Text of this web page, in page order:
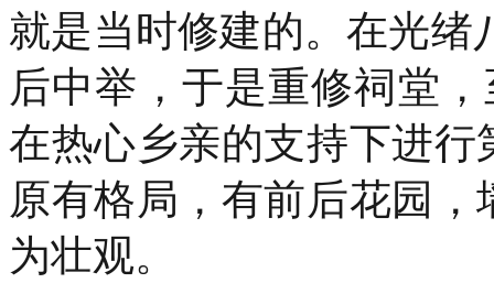
就是当时修建的。在光绪
后中举，于是重修祠堂
在热心乡亲的支持下进
原有格局，有前后花园
为壮观。